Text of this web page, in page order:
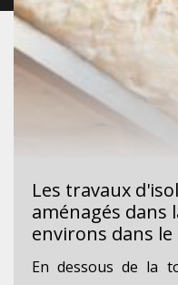
Les travaux
aménagés dans
environs dans le
En dessous de la